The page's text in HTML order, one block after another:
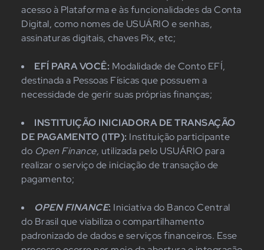
acesso à Plataforma e às funcionalidades da Conta
Digital, como nomes de USUÁRIO e senhas,
assinaturas digitais, chaves Pix, etc;
EFÍ PARA VOCÊ: Modalidade de Conto EFÍ,
destinada a Pessoas Físicas que possuem a
necessidade de gerir suas próprias finanças;
INSTITUIÇÃO INICIADORA DE TRANSAÇÃO
DE PAGAMENTO (ITP): Instituição participante
do Open Finance, utilizada pelo USUÁRIO para
realizar o serviço de iniciação de transação de
pagamento;
OPEN FINANCE: Iniciativa do Banco Central
do Brasil que viabiliza o compartilhamento
padronizado de dados e serviços financeiros. Esse